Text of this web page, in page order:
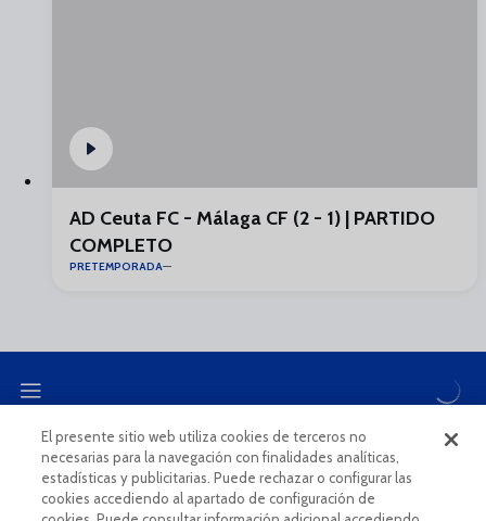
AD Ceuta FC - Málaga CF (2 - 1) | PARTIDO
COMPLETO
PRETEMPORADA
CANAL ÉTICO
El presente sitio web utiliza cookies de terceros no
necesarias para la navegación con finalidades analíticas,
estadísticas y publicitarias. Puede rechazar o configurar las
cookies accediendo al apartado de configuración de